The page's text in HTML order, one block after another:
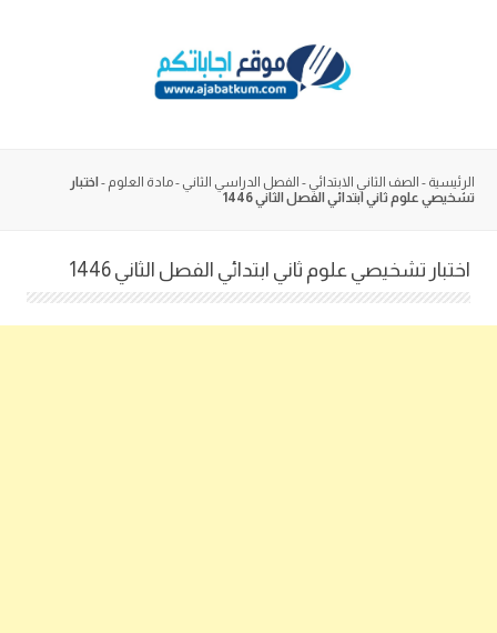
الرئيسية - الصف الثاني الابتدائي - الفصل الدراسي الثاني -مادة العلوم - اختبار
تشخيصي علوم ثاني ابتدائي الفصل الثاني 1446
اختبار تشخيصي علوم ثاني ابتدائي الفصل الثاني 1446